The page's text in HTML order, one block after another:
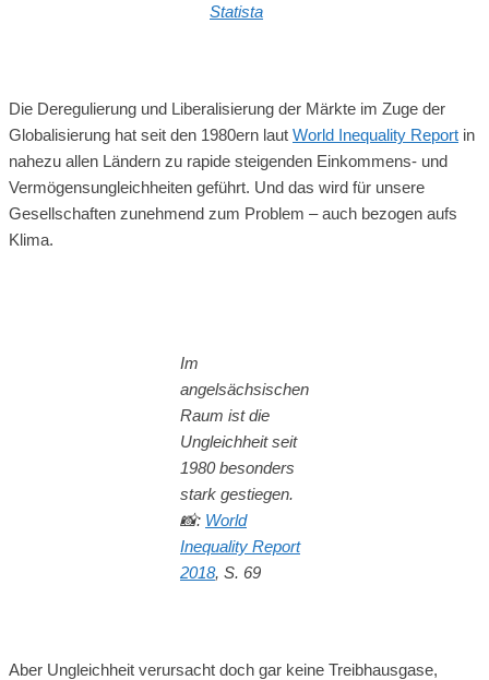
Statista
Die Deregulierung und Liberalisierung der Märkte im Zuge der
Globalisierung hat seit den 1980ern laut World Inequality Report in
nahezu allen Ländern zu rapide steigenden Einkommens- und
Vermögensungleichheiten geführt. Und das wird für unsere
Gesellschaften zunehmend zum Problem – auch bezogen aufs
Klima.
Im
angelsächsischen
Raum ist die
Ungleichheit seit
1980 besonders
stark gestiegen.
📸: World
Inequality Report
2018, S. 69
Aber Ungleichheit verursacht doch gar keine Treibhausgase,